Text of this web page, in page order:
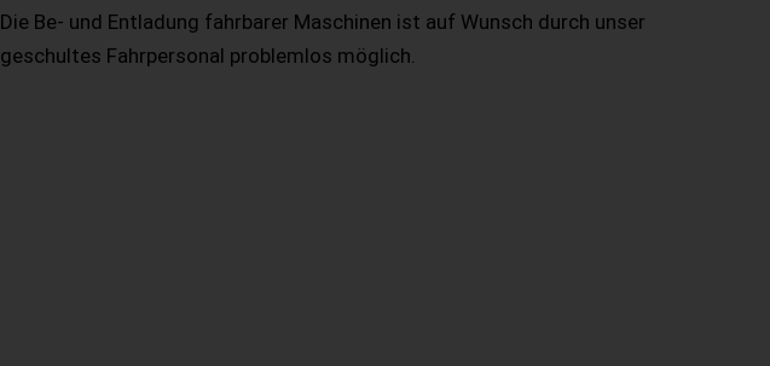
Die Be- und Entladung fahrbarer Maschinen ist auf Wunsch durch unser
geschultes Fahrpersonal problemlos möglich.